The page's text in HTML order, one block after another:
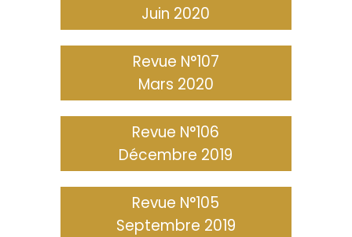
Juin 2020
Revue N°107
Mars 2020
Revue N°106
Décembre 2019
Revue N°105
Septembre 2019